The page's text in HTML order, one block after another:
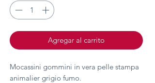
Agregar al carrito
Mocassini gommini in vera pelle stampa
animalier grigio fumo.